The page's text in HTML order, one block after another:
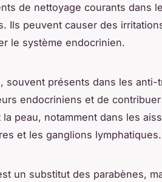
de nettoyage courants dans
Ils peuvent causer des
le système endocrinien.
souvent présents dans les
endocriniens et de
peau, notamment dans les
et les ganglions lymphatiques.
un substitut des parabènes,